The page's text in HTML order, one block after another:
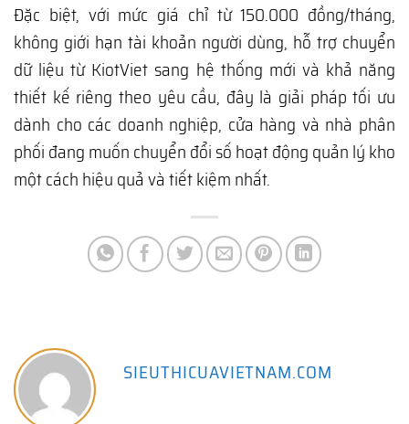
Đặc biệt, với mức giá chỉ từ 150.000 đồng/tháng,
không giới hạn tài khoản người dùng, hỗ trợ chuyển
dữ liệu từ KiotViet sang hệ thống mới và khả năng
thiết kế riêng theo yêu cầu, đây là giải pháp tối ưu
dành cho các doanh nghiệp, cửa hàng và nhà phân
phối đang muốn chuyển đổi số hoạt động quản lý kho
một cách hiệu quả và tiết kiệm nhất.
SIEUTHICUAVIETNAM.COM